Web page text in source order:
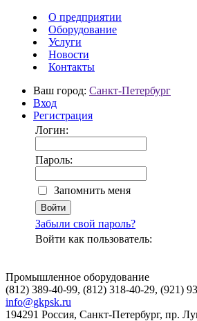
О предприятии
Оборудование
Услуги
Новости
Контакты
Ваш город: Санкт-Петербург
Вход
Регистрация
Логин:
Пароль:
Запомнить меня
Забыли свой пароль?
Войти как пользователь:
Промышленное оборудование
(812) 389-40-99, (812) 318-40-29, (921)
info@gkpsk.ru
194291 Россия, Санкт-Петербург, пр.